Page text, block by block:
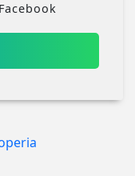
Facebook